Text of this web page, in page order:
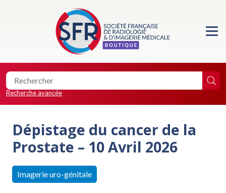
Accueil
Formations
Location de salle
Recherche avancée
Dépistage du cancer de la
Prostate – 10 Avril 2026
Imagerie uro-génitale